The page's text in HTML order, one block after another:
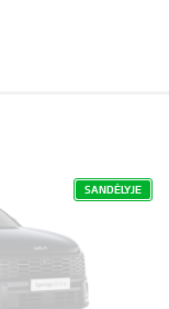
SANDĖLYJE